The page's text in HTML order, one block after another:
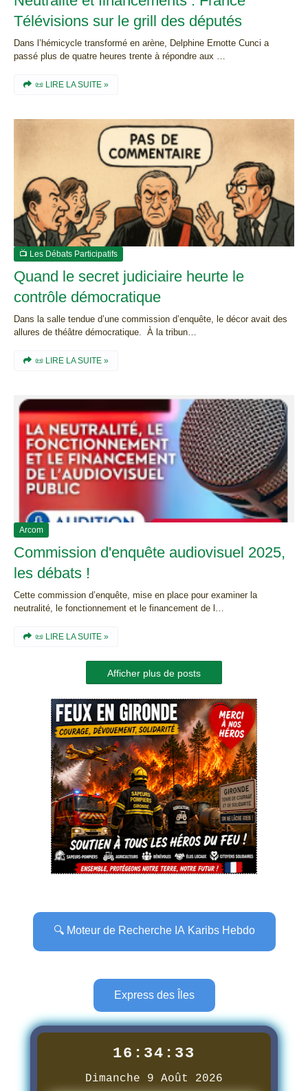
Télévisions sur le grill des députés
Dans l’hémicycle transformé en arène, Delphine Ernotte Cunci a
passé plus de quatre heures trente à répondre aux …
📜 LIRE LA SUITE »
📺 Les Débats Participatifs
Quand le secret judiciaire heurte le
contrôle démocratique
Dans la salle tendue d’une commission d’enquête, le décor avait des
allures de théâtre démocratique. À la tribun…
📜 LIRE LA SUITE »
Arcom
Commission d'enquête audiovisuel 2025,
les débats !
Cette commission d’enquête, mise en place pour examiner la
neutralité, le fonctionnement et le financement de l…
📜 LIRE LA SUITE »
Afficher plus de posts
🔍 Moteur de Recherche IA Karibs Hebdo
Express des Îles
16:34:34
Dimanche 9 Août 2026